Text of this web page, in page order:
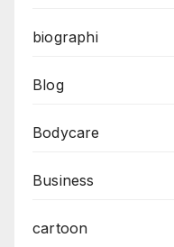
biographi
Blog
Bodycare
Business
cartoon